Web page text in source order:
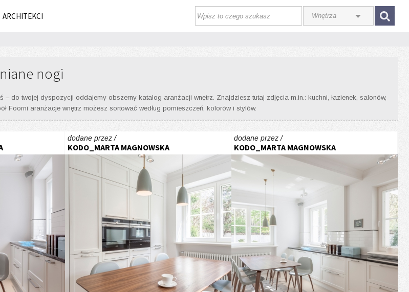
ARCHITEKCI ZALOGUJ SIĘ
nogi
do twojej dyspozycji oddajemy obszerny katalog aranżacji wnętrz. Znajdziesz tutaj zdjęcia m.in.: kuchni, łazienek, salonów,
Foorni aranżacje wnętrz możesz sortować według pomieszczeń, kolorów i stylów.
dodane przez /
KODO_MARTA MAGNOWSKA
dodane przez /
KODO_MARTA MAGNOWSKA